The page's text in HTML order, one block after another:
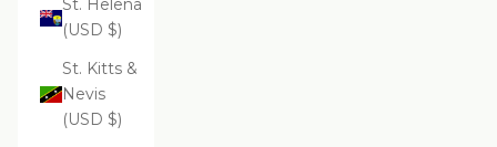
St. Helena
(USD $)
St. Kitts &
Nevis
(USD $)